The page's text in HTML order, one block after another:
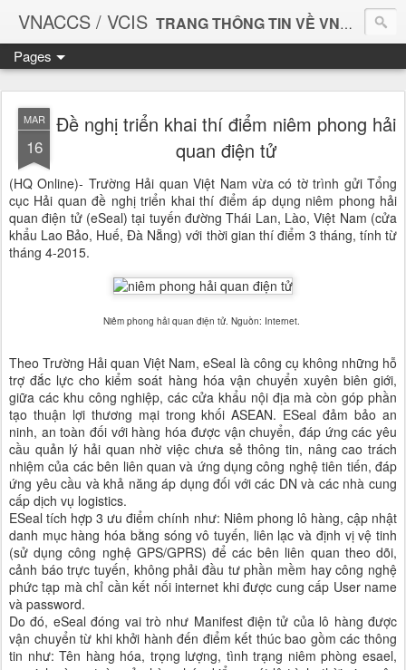
VNACCS / VCIS TRANG THÔNG TIN VỀ VNACCS
Vietnam Automated Cargo And Port Consolidated System
Giúp bạn làm thủ tục Hải quan thuận tiện và dễ dàng hơn.
Pages
MAR
16
Đề nghị triển khai thí điểm niêm phong hải
quan điện tử
(HQ Online)- Trường Hải quan Việt Nam vừa có tờ trình gửi Tổng
cục Hải quan đề nghị triển khai thí điểm áp dụng niêm phong hải
quan điện tử (eSeal) tại tuyến đường Thái Lan, Lào, Việt Nam (cửa
khẩu Lao Bảo, Huế, Đà Nẵng) với thời gian thí điểm 3 tháng, tính từ
tháng 4-2015.
Niêm phong hải quan điện tử. Nguồn: Internet.
Theo Trường Hải quan Việt Nam, eSeal là công cụ không những hỗ
trợ đắc lực cho kiểm soát hàng hóa vận chuyển xuyên biên giới,
giữa các khu công nghiệp, các cửa khẩu nội địa mà còn góp phần
tạo thuận lợi thương mại trong khối ASEAN. ESeal đảm bảo an
ninh, an toàn đối với hàng hóa được vận chuyển, đáp ứng các yêu
cầu quản lý hải quan nhờ việc chưa sẻ thông tin, nâng cao trách
nhiệm của các bên liên quan và ứng dụng công nghệ tiên tiến, đáp
ứng yêu cầu và khả năng áp dụng đối với các DN và các nhà cung
cấp dịch vụ logistics.
ESeal tích hợp 3 ưu điểm chính như: Niêm phong lô hàng, cập nhật
danh mục hàng hóa bằng sóng vô tuyến, liên lạc và định vị vệ tinh
(sử dụng công nghệ GPS/GPRS) để các bên liên quan theo dõi,
cảnh báo trực tuyến, không phải đầu tư phần mềm hay công nghệ
phức tạp mà chỉ cần kết nối internet khi được cung cấp User name
và password.
Do đó, eSeal đóng vai trò như Manifest điện tử của lô hàng được
vận chuyển từ khi khởi hành đến điểm kết thúc bao gồm các thông
tin như: Tên hàng hóa, trọng lượng, tình trạng niêm phòng esael,